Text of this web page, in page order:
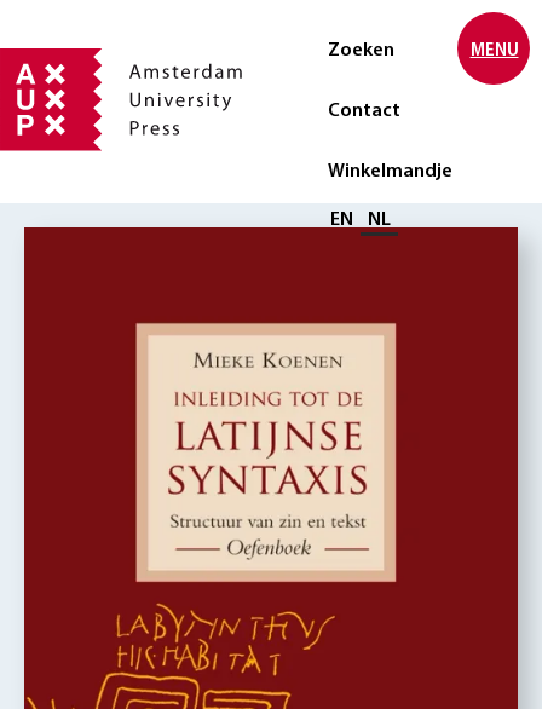
Zoeken
Contact
Winkelmandje
Selecteer taal
EN NL
MENU